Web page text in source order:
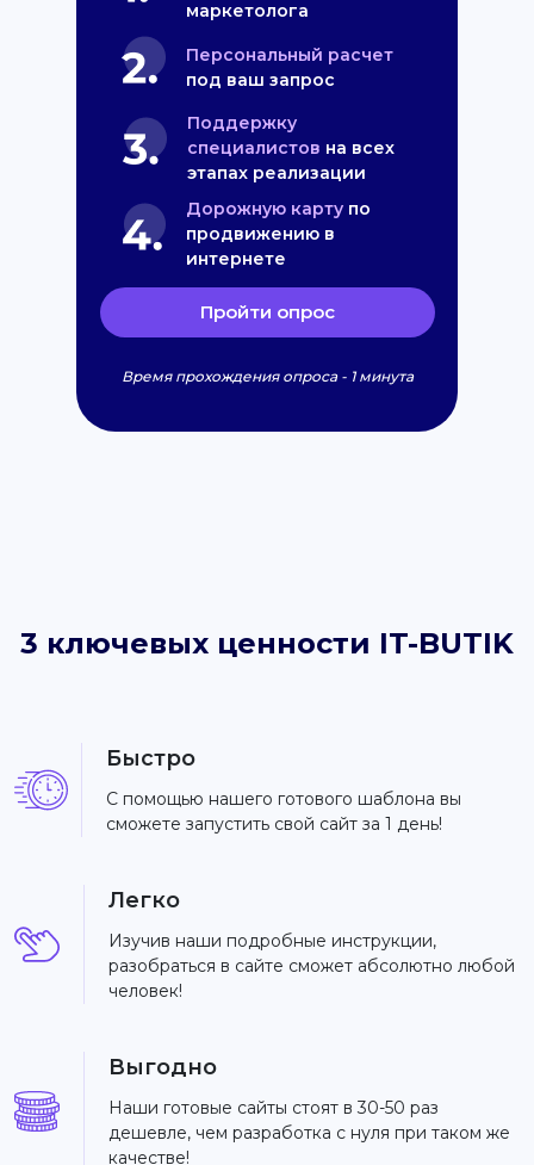
маркетолога
Персональный расчет
под ваш запрос
Поддержку
специалистов на всех
этапах реализации
Дорожную карту по
продвижению в
интернете
Пройти опрос
Время прохождения опроса - 1 минута
3 ключевых ценности IT-BUTIK
Быстро
С помощью нашего готового шаблона вы
сможете запустить свой сайт за 1 день!
Легко
Изучив наши подробные инструкции,
разобраться в сайте сможет абсолютно любой
человек!
Выгодно
Наши готовые сайты стоят в 30-50 раз
дешевле, чем разработка с нуля при таком же
качестве!